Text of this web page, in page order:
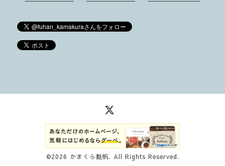
©2026 かまくら麩帆. All Rights Reserved.